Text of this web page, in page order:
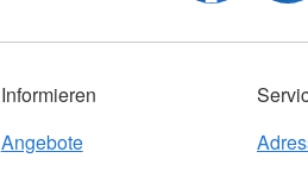
Informieren
Angebote